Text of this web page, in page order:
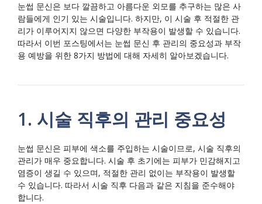
눈썹 문신은 보다 깔끔하고 아름다운 외모를 추구하는 많은 사
람들에게 인기 있는 시술입니다. 하지만, 이 시술 후 적절한 관
리가 이루어지지 않으면 다양한 부작용이 발생할 수 있습니다.
따라서 이번 포스팅에서는 눈썹 문신 후 관리의 중요성과 부작
용 예방을 위한 8가지 방법에 대해 자세히 알아보겠습니다.
1. 시술 직후의 관리 중요성
눈썹 문신은 피부에 색소를 주입하는 시술이므로, 시술 직후의
관리가 매우 중요합니다. 시술 후 초기에는 피부가 민감해지고
염증이 생길 수 있으며, 적절한 관리 없이는 부작용이 발생할
수 있습니다. 따라서 시술 직후 다음과 같은 지침을 준수해야
합니다.